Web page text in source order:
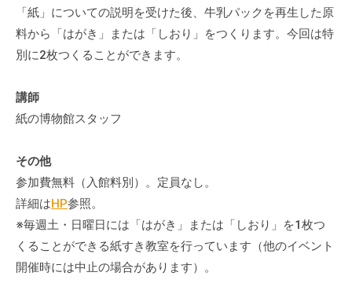
「紙」についての説明を受けた後、牛乳パックを再生した原
料から「はがき」または「しおり」をつくります。今回は特
別に2枚つくることができます。
講師
紙の博物館スタッフ
その他
参加費無料（入館料別）。定員なし。
詳細はHP参照。
※毎週土・日曜日には「はがき」または「しおり」を1枚つ
くることができる紙すき教室を行っています（他のイベント
開催時には中止の場合があります）。